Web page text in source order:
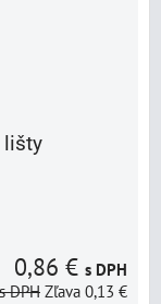
lišty
0,86 € s DPH
s DPH Zľava 0,13 €